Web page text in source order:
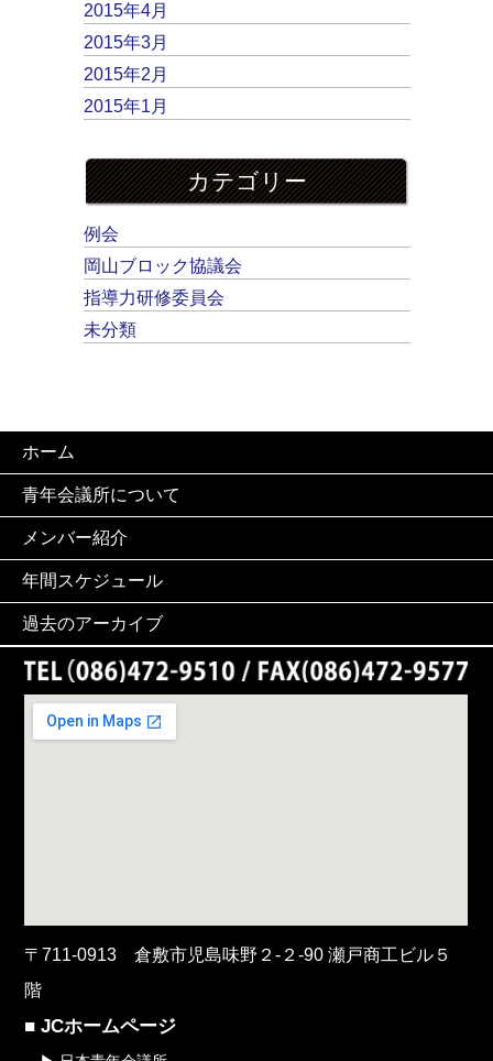
2015年4月
2015年3月
2015年2月
2015年1月
カテゴリー
例会
岡山ブロック協議会
指導力研修委員会
未分類
ホーム
青年会議所について
メンバー紹介
年間スケジュール
過去のアーカイブ
〒711-0913 倉敷市児島味野２-２-90 瀬戸商工ビル５
階
■ JCホームページ